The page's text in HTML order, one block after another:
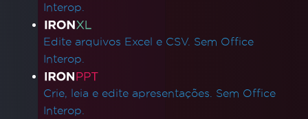
Interop.
Edite arquivos Excel e CSV. Sem Office
Interop.
Crie, leia e edite apresentações. Sem Office
Interop.